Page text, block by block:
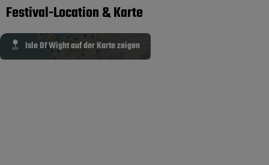
Festival-Location & Karte
Isle Of Wight auf der Karte zeigen